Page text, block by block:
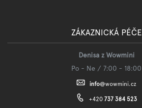
ZÁKAZNICKÁ PÉČE
Denisa z Wowmini
Po - Ne / 7:00 - 18:00
info@wowmini.cz
+420 737 384 523